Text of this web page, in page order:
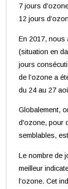
7 jours
12 jours
En 2017, nous
(situation en
jours
de l’ozone a
du 24 au 27
Globalement,
d'ozone, pour
semblables,
Le nombre de
meilleur
l’ozone. Cet